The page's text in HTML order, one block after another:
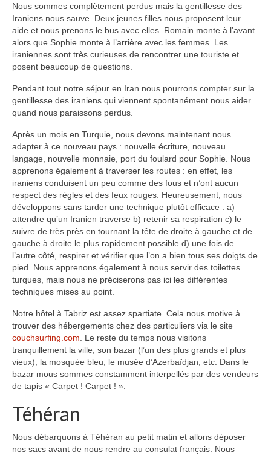
Autres voyages
Bolivie
Cambodge
Cap-vert
Costa-Rica
Guatemala
Inde
Nicaragua
Vietnam
Les coulisses
The Tour du monde
The Team
Contact
Blogs voyage
Nous sommes complètement perdus mais la gentillesse des
Iraniens nous sauve. Deux jeunes filles nous proposent leur
aide et nous prenons le bus avec elles. Romain monte à l’avant
alors que Sophie monte à l’arrière avec les femmes. Les
iraniennes sont très curieuses de rencontrer une touriste et
posent beaucoup de questions.
Pendant tout notre séjour en Iran nous pourrons compter sur la
gentillesse des iraniens qui viennent spontanément nous aider
quand nous paraissons perdus.
Après un mois en Turquie, nous devons maintenant nous
adapter à ce nouveau pays : nouvelle écriture, nouveau
langage, nouvelle monnaie, port du foulard pour Sophie. Nous
apprenons également à traverser les routes : en effet, les
iraniens conduisent un peu comme des fous et n’ont aucun
respect des règles et des feux rouges. Heureusement, nous
développons sans tarder une technique plutôt efficace : a)
attendre qu’un Iranien traverse b) retenir sa respiration c) le
suivre de très près en tournant la tête de droite à gauche et de
gauche à droite le plus rapidement possible d) une fois de
l’autre côté, respirer et vérifier que l’on a bien tous ses doigts de
pied. Nous apprenons également à nous servir des toilettes
turques, mais nous ne préciserons pas ici les différentes
techniques mises au point.
Notre hôtel à Tabriz est assez spartiate. Cela nous motive à
trouver des hébergements chez des particuliers via le site
couchsurfing.com . Le reste du temps nous visitons
tranquillement la ville, son bazar (l’un des plus grands et plus
vieux), la mosquée bleu, le musée d’Azerbaïdjan, etc. Dans le
bazar mous sommes constamment interpellés par des vendeurs
de tapis « Carpet ! Carpet ! ».
Téhéran
Nous débarquons à Téhéran au petit matin et allons déposer
nos sacs avant de nous rendre au consulat français. Nous